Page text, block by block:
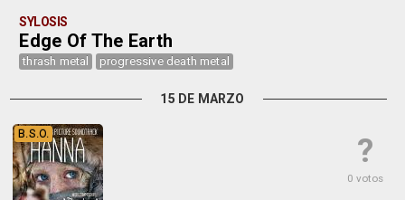
SYLOSIS
Edge Of The Earth
thrash metal progressive death metal
15 DE MARZO
?
0 votos
B.S.O.